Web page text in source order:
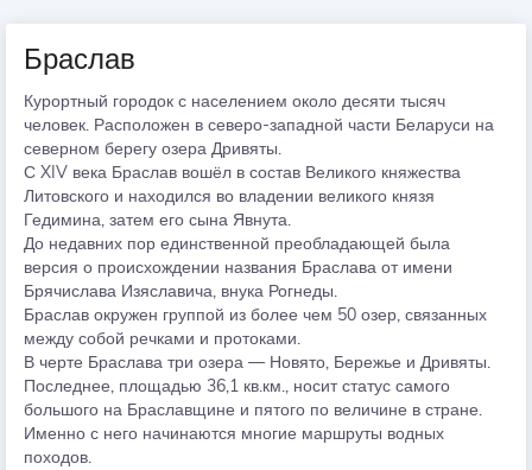
Браслав
Курортный городок с населением около десяти тысяч
человек. Расположен в северо-западной части Беларуси на
северном берегу озера Дривяты.
С XIV века Браслав вошёл в состав Великого княжества
Литовского и находился во владении великого князя
Гедимина, затем его сына Явнута.
До недавних пор единственной преобладающей была
версия о происхождении названия Браслава от имени
Брячислава Изяславича, внука Рогнеды.
Браслав окружен группой из более чем 50 озер, связанных
между собой речками и протоками.
В черте Браслава три озера — Новято, Бережье и Дривяты.
Последнее, площадью 36,1 кв.км., носит статус самого
большого на Браславщине и пятого по величине в стране.
Именно с него начинаются многие маршруты водных
походов.